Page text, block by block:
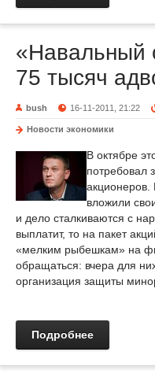
«Навальный
75 тысяч
bush 16-11-2011, 21:22
Новости экономики
В октябре
потребовал
акционеров.
вложили
и дело сталкиваются с
выплатит, то на пакет
«мелким рыбешкам» на
обращаться: вчера для
организация защиты
Подробнее